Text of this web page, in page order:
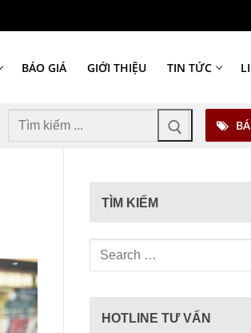
BÁO GIÁ GIỚI THIỆU TIN TỨC
Tìm
TÌM KIẾM
Tìm
kiếm
HOTLINE TƯ VẤN